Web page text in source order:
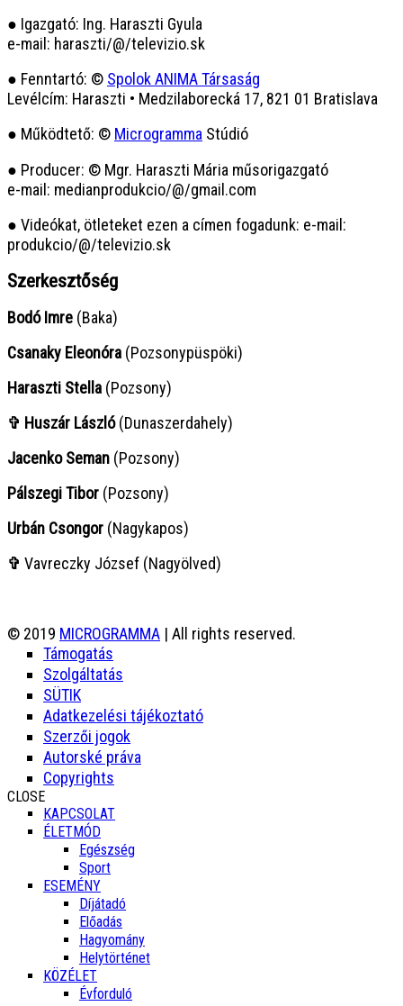
● Igazgató: Ing. Haraszti Gyula
e-mail: haraszti/@/televizio.sk
● Fenntartó: © Spolok ANIMA Társaság
Levélcím: Haraszti • Medzilaborecká 17, 821 01 Bratislava
● Működtető: © Microgramma Stúdió
● Producer: © Mgr. Haraszti Mária műsorigazgató
e-mail: medianprodukcio/@/gmail.com
● Videókat, ötleteket ezen a címen fogadunk: e-mail:
produkcio/@/televizio.sk
Szerkesztőség
Bodó Imre (Baka)
Csanaky Eleonóra (Pozsonypüspöki)
Haraszti Stella (Pozsony)
✞ Huszár László(Dunaszerdahely)
Jacenko Seman (Pozsony)
Pálszegi Tibor (Pozsony)
Urbán Csongor (Nagykapos)
✞ Vavreczky József (Nagyölved)
© 2019 MICROGRAMMA | All rights reserved.
Támogatás
Szolgáltatás
SÜTIK
Adatkezelési tájékoztató
Szerzői jogok
Autorské práva
Copyrights
CLOSE
KAPCSOLAT
ÉLETMÓD
Egészség
Sport
ESEMÉNY
Díjátadó
Előadás
Hagyomány
Helytörténet
KÖZÉLET
Évforduló